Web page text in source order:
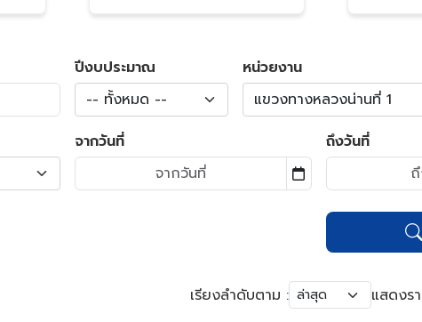
ปีงบประมาณ
-- ทั้งหมด --
หน่วยงาน
แขวงทางหลวงน่านที่ 1
จากวันที่ ถึงวันที่
เรียงลำดับตาม : แสดงร